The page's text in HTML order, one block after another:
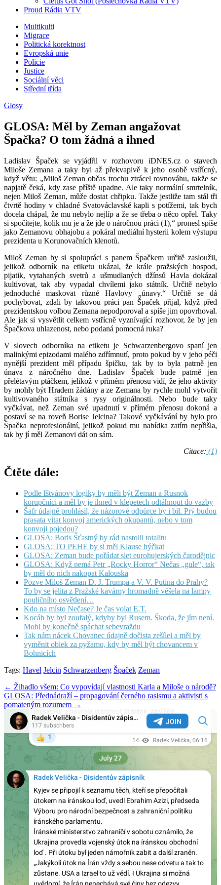
Proud Rádia VTV
Sub
menu
Multikulti
Migrace
Politická korektnost
Evropská unie
Policie
Justice
Sociální věci
Střední třída
Glosy
GLOSA: Měl by Zeman angažovat
Špačka? O tom žádná a ihned
Ladislav Špaček se vyjádřil v rozhovoru iDNES.cz o stavech
Miloše Zemana a taky byl až překvapivě k jeho osobě vstřícný,
když větu: „Miloš Zeman občas trochu ztrácel rovnováhu, takže se
napjatě čeká, kdy zase příště upadne. Ale taky normální smrtelník,
nejen Miloš Zeman, může dostat chřipku. Takže jestliže tam stál tři
čtvrtě hodiny v chladné Svatováclavské kapli s potížemi, tak bych
docela chápal, že mu nebylo nejlíp a že se třeba o něco opřel. Taky
si spočítejte, kolik mu je a že jde o náročnou práci (1),“ pronesl spíše
jako Zemanovu obhajobu a pokáral mediální hysterii kolem výstupu
prezidenta u Korunovačních klenotů.
Miloš Zeman by si spolupráci s panem Špačkem určitě zasloužil,
jelikož odborník na etiketu ukázal, že krále pražských hospod,
pijatik, vytahaných svetrů a ušmudlaných džínsů Havla dokázal
kultivovat, tak aby vypadal chvílemi jako státník. Určitě nebylo
jednoduché maskovat různé Havlovy „únavy.“ Určitě se dá
pochybovat, zdali by takovou práci pan Špaček přijal, když před
prezidentskou volbou Zemana nepodporoval a spíše jim opovrhoval.
Ale jak si vysvětlit celkem vstřícně vyznívající rozhovor, že by jen
Špačkova uhlazenost, nebo podaná pomocná ruka?
V slovech odborníka na etiketu je Schwarzenbergovo spaní jen
malinkými epizodami malého zdřímnutí, proto pokud by v jeho péči
nynější prezident měl případu špičku, tak by to byla patrně jen
únava z náročného dne. Ladislav Špaček bude patrně jen
přelétavým ptáčkem, jelikož v přímém přenosu vidí, že jeho aktivity
by mohly být Hradem žádány a ze Zemana by rychle mohl vytvořit
kultivovaného státníka s rysy originálnosti. Nebo bude taky
vyčkávat, než Zeman své upadnutí v přímém přenosu dokoná a
postaví se na roveň Borise Jelcina? Takové vyčkávání by bylo pro
Špačka neprofesionální, jelikož pokud mu nabídka zatím nepřišla,
tak by jí měl Zemanovi dát on sám.
Citace: (1)
Čtěte dále:
Podle Ištvánovy logiky by měli být Zeman a Rusnok
korupčníci a měl by je ihned v klepetech odtáhnout do vazby
Šafr údajně prohlásil, že názorové odpůrce by i bil. Prý budou
prasata vítat konvoj amerických okupantů, nebo v tom
konvoji pojedou?
GLOSA: Boris Šťastný by rád nastolil totalitu
GLOSA: TO PEHE by si měl Klause hýčkat
GLOSA: Zeman bude pořádat slet eurohujerských čarodějnic
GLOSA: Když nemá Petr „Rocky Horror“ Nečas „gule“, tak
by měl do nich nakopat Kalouska
Pozve Miloš Zeman D. J. Trumpa a V. V. Putina do Prahy?
To by se jelita z Pražské kavárny hromadně věšela na lampy
pouličního osvětlení…
Kdo na místo Nečase? Je čas volat E.T.
Kocáb by byl zoufalý, kdyby byl Rusem. Škoda, že jím není.
Mohl by konečně spáchat sebevraždu
Tak nám nácek Chovanec údajně dočista zešílel a měl by
vyměnit oblek za pyžamo, kdy by měl být chovancem v
Bohnicích
Tags: Havel Jelcin Schwarzenberg Špaček Zeman
Post
navigation
← Žihadlo všem: Co vypovídají vlastnosti Karla a Miloše o národě?
GLOSA: Přednádraží – propagování černého rasismu a aktivisti s
pomateným rozumem →